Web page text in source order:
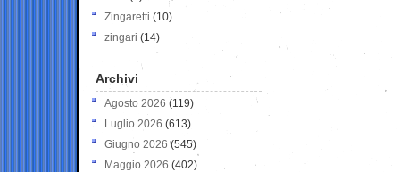
Zingaretti (10)
zingari (14)
Archivi
Agosto 2026 (119)
Luglio 2026 (613)
Giugno 2026 (545)
Maggio 2026 (402)